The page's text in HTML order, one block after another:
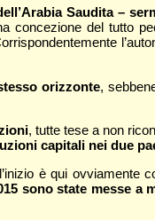
Saudita –
concezione del tutto
orizzonte,
, tutte tese a non
capitali nei due
è qui ovviamente
sono state messe a